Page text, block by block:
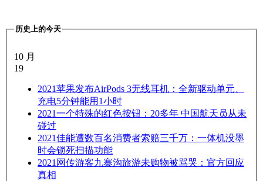
历史上的今天
10 月
19
2021苹果发布AirPods 3无线耳机：全新驱动单元、
充电5分钟能用1小时
2021一个特殊的红色按钮：20多年 中国航天员从未
碰过
2021佳能遭数百名消费者索赔三千万：一体机没墨
时会锁死扫描功能
2021 网传游客九寨沟旅游未购物被骂哭：官方回应
真相